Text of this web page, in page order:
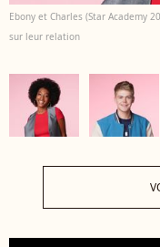
Ebony et Charles (Star Academy
sur leur relation